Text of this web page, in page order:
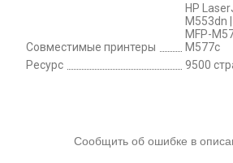
Совместимые принтеры
HP
M553dn
MFP-
M577c
Ресурс
9500
Сообщить об ошибке в